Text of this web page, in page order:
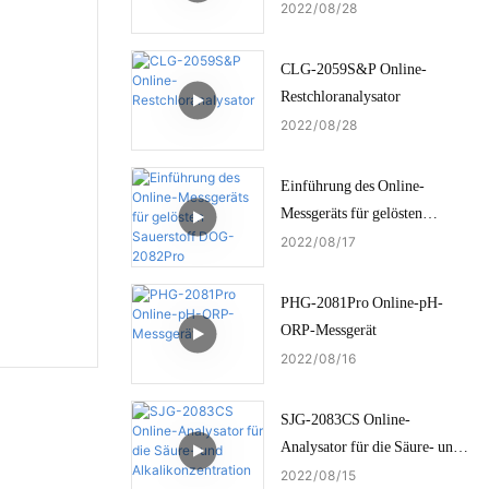
2022 08 28
CLG-2059S&P Online-
Restchloranalysator
2022 08 28
Einführung des Online-
Messgeräts für gelösten
Sauerstoff DOG-2082Pro
2022 08 17
PHG-2081Pro Online-pH-
ORP-Messgerät
2022 08 16
SJG-2083CS Online-
Analysator für die Säure- und
Alkalikonzentration
2022 08 15